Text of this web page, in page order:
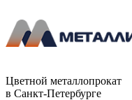
Цветной металлопрокат
в Санкт-Петербурге